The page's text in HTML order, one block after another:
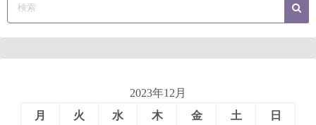
2023年12月
月
火 水 木 金 土 日